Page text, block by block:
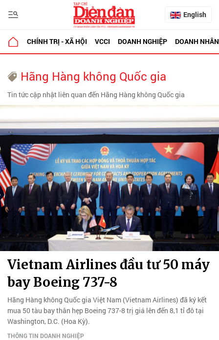
English
CHÍNH TRỊ - XÃ HỘI VCCI DOANH NGHIỆP DOANH NHÂN
Hãng Hàng không Quốc gia
Tin tức cập nhật liên quan đến Hãng Hàng không Quốc gia
Vietnam Airlines đầu tư 50 máy
bay Boeing 737-8
Hãng Hàng không Quốc gia Việt Nam (Vietnam Airlines) đã ký kết
mua 50 tàu bay thân hẹp Boeing 737-8 trị giá lên đến 8,1 tỉ đô tại
Washington, D.C. (Hoa Kỳ).
THÔNG TIN DOANH NGHIỆP